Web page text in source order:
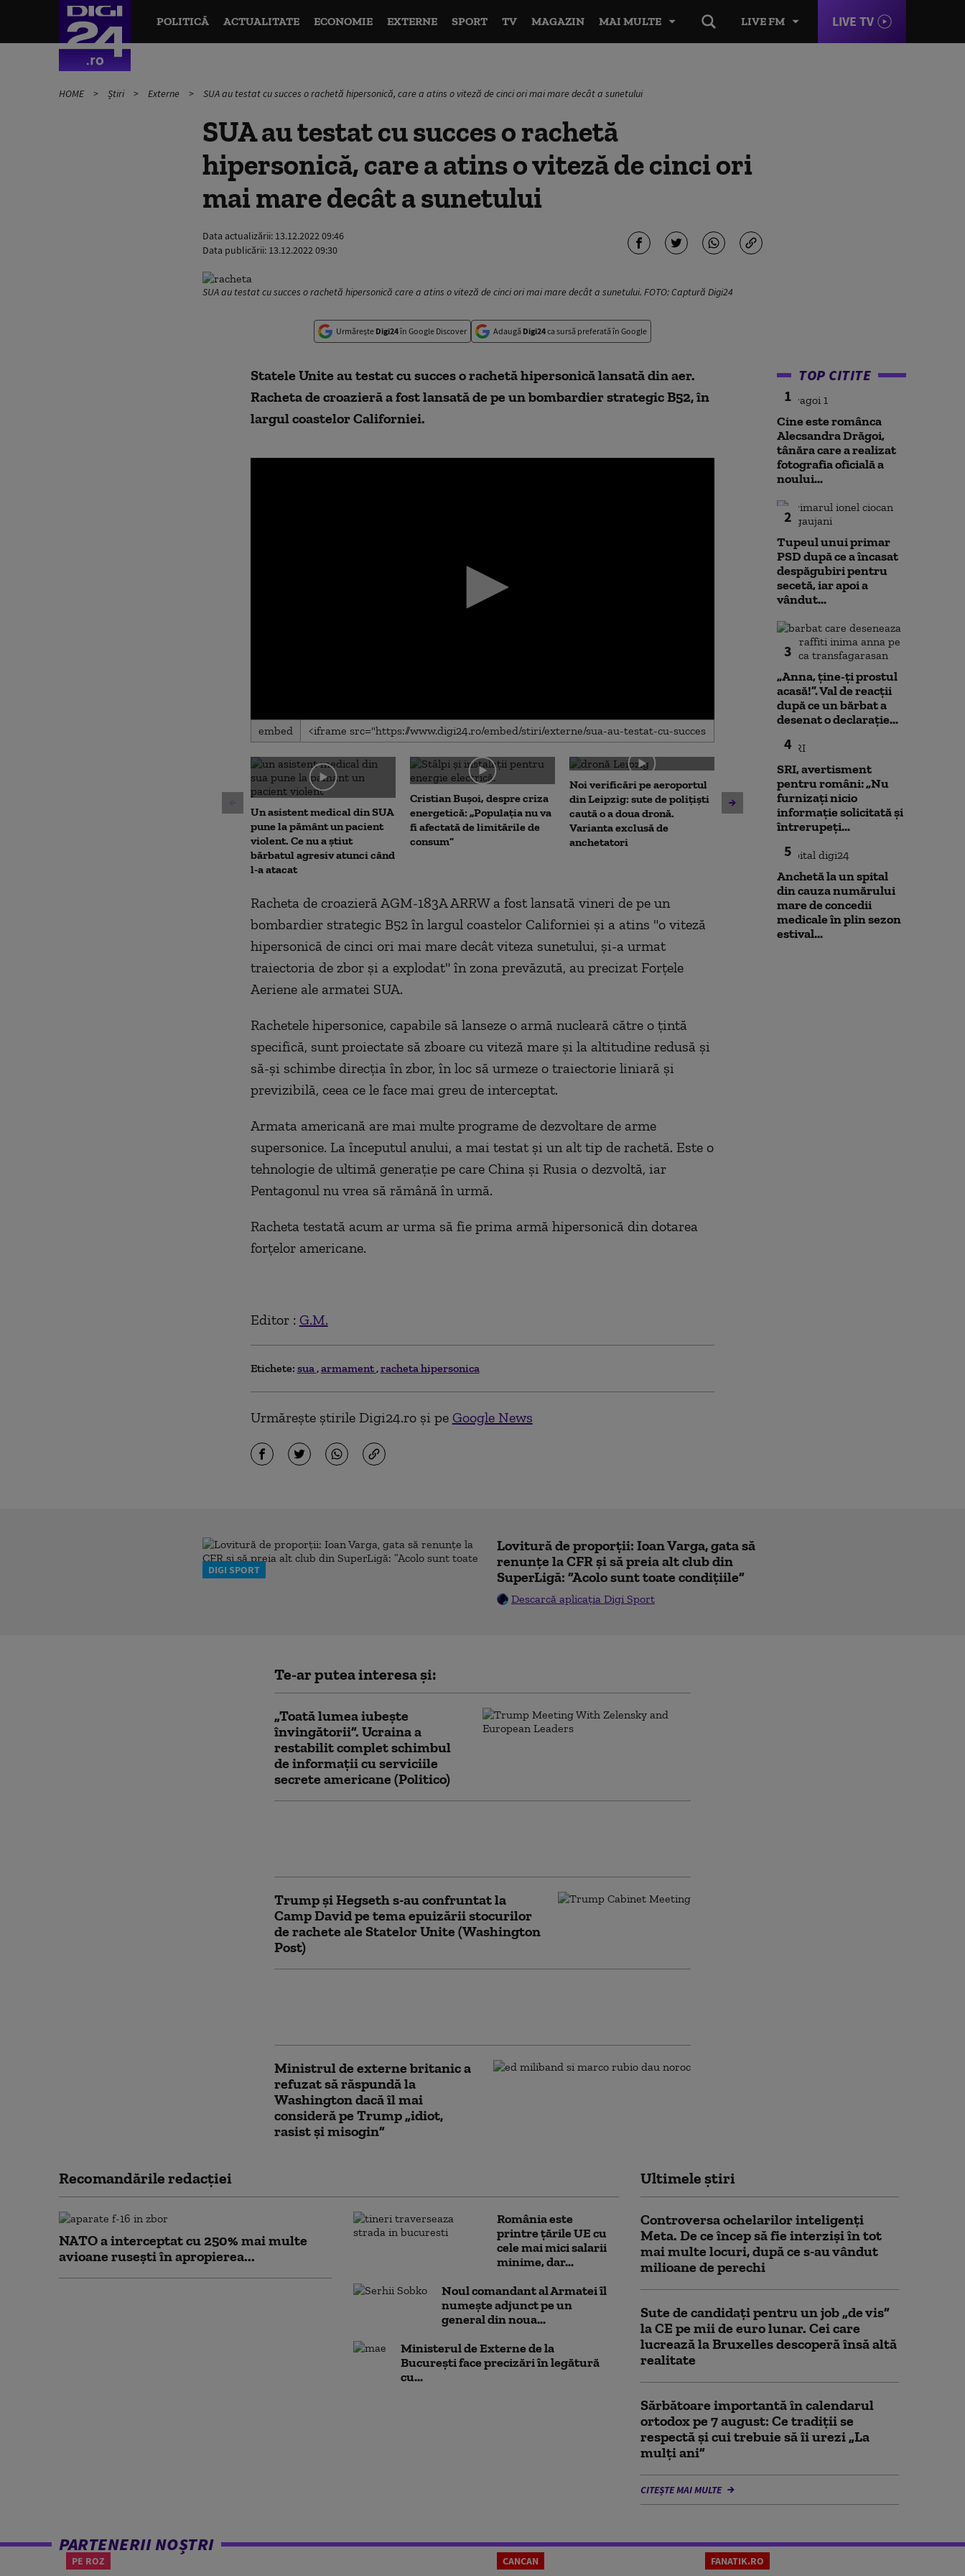
LIVE FM LIVE TV
POLITICĂ ACTUALITATE ECONOMIE EXTERNE SPORT TV MAGAZIN MAI MULTE
HOME Știri Externe SUA au testat cu succes o rachetă hipersonică, care a atins o viteză de cinci ori mai mare decât a sunetului
SUA au testat cu succes o rachetă
hipersonică, care a atins o viteză de cinci ori
mai mare decât a sunetului
Data actualizării: 13.12.2022 09:46
Data publicării: 13.12.2022 09:30
SUA au testat cu succes o rachetă hipersonică care a atins o viteză de cinci ori mai mare decât a sunetului. FOTO: Captură Digi24
Urmărește Digi24în Google Discover Adaugă Digi24ca sursă preferată în Google
Statele Unite au testat cu succes o rachetă hipersonică lansată din aer.
Racheta de croazieră a fost lansată de pe un bombardier strategic B52, în
largul coastelor Californiei.
0
seconds
0
secondsVolume
90%
embed
Un asistent medical din SUA
pune la pământ un pacient
violent. Ce nu a știut
bărbatul agresiv atunci când
l-a atacat
Cristian Bușoi, despre criza
energetică: „Populația nu va
fi afectată de limitările de
consum”
Noi verificări pe aeroportul
din Leipzig: sute de polițiști
caută o a doua dronă.
Varianta exclusă de
anchetatori
Societatea de Transport
București și-a cerut
insolvența
după
Racheta de croazieră AGM-183A ARRW a fost lansată vineri de pe un
bombardier strategic B52 în largul coastelor Californiei şi a atins "o viteză
hipersonică de cinci ori mai mare decât viteza sunetului, şi-a urmat
traiectoria de zbor şi a explodat" în zona prevăzută, au precizat Forţele
Aeriene ale armatei SUA.
Rachetele hipersonice, capabile să lanseze o armă nucleară către o ţintă
specifică, sunt proiectate să zboare cu viteză mare şi la altitudine redusă şi
să-şi schimbe direcţia în zbor, în loc să urmeze o traiectorie liniară şi
previzibilă, ceea ce le face mai greu de interceptat.
Armata americană are mai multe programe de dezvoltare de arme
supersonice. La începutul anului, a mai testat şi un alt tip de rachetă. Este o
tehnologie de ultimă generaţie pe care China şi Rusia o dezvoltă, iar
Pentagonul nu vrea să rămână în urmă.
Racheta testată acum ar urma să fie prima armă hipersonică din dotarea
forțelor americane.
Editor : G.M.
Etichete: sua armament racheta hipersonica
Urmărește știrile Digi24.ro și pe Google News
TOP CITITE
1
Cine este românca
Alecsandra Drăgoi,
tânăra care a realizat
fotografia oficială a
noului...
2
Tupeul unui primar
PSD după ce a încasat
despăgubiri pentru
secetă, iar apoi a
vândut...
3
„Anna, ţine-ţi prostul
acasă!”. Val de reacții
după ce un bărbat a
desenat o declarație...
4
SRI, avertisment
pentru români: „Nu
furnizați nicio
informație solicitată și
întrerupeți...
5
Anchetă la un spital
din cauza numărului
mare de concedii
medicale în plin sezon
estival...
DIGI SPORT
Lovitură de proporții: Ioan Varga, gata să
renunțe la CFR și să preia alt club din
SuperLigă: ”Acolo sunt toate condițiile”
Descarcă aplicația Digi Sport
Te-ar putea interesa și:
„Toată lumea iubește
învingătorii”. Ucraina a
restabilit complet schimbul
de informații cu serviciile
secrete americane (Politico)
Trump şi Hegseth s-au confruntat la
Camp David pe tema epuizării stocurilor
de rachete ale Statelor Unite (Washington
Post)
Ministrul de externe britanic a
refuzat să răspundă la
Washington dacă îl mai
consideră pe Trump „idiot,
rasist şi misogin”
Recomandările redacţiei
NATO a interceptat cu 250% mai multe
avioane rusești în apropierea...
România este
printre țările UE cu
cele mai mici salarii
minime, dar...
Noul comandant al Armatei îl
numește adjunct pe un
general din noua...
Ministerul de Externe de la
București face precizări în legătură
cu...
Ultimele știri
Controversa ochelarilor inteligenți
Meta. De ce încep să fie interziși în tot
mai multe locuri, după ce s-au vândut
milioane de perechi
Sute de candidați pentru un job „de vis”
la CE pe mii de euro lunar. Cei care
lucrează la Bruxelles descoperă însă altă
realitate
Sărbătoare importantă în calendarul
ortodox pe 7 august: Ce tradiții se
respectă și cui trebuie să îi urezi „La
mulți ani”
CITEȘTE MAI MULTE
PARTENERII NOȘTRI
PE ROZ CANCAN FANATIK.RO